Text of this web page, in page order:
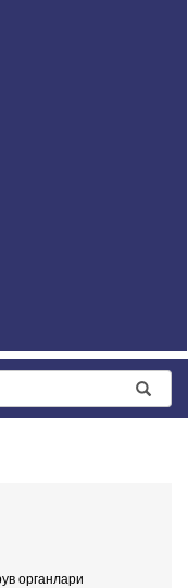
органлари